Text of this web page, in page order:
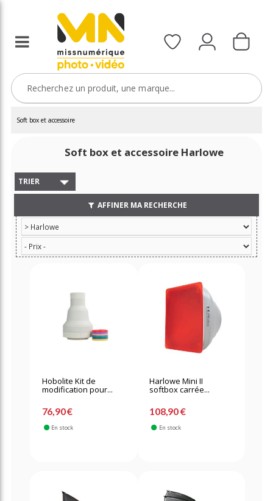
Soft box et accessoire
Soft box et accessoire Harlowe
TRIER
AFFINER MA RECHERCHE
Hobolite Kit de
modification pour...
76,90 €
En stock
Harlowe Mini II
softbox carrée...
108,90 €
En stock